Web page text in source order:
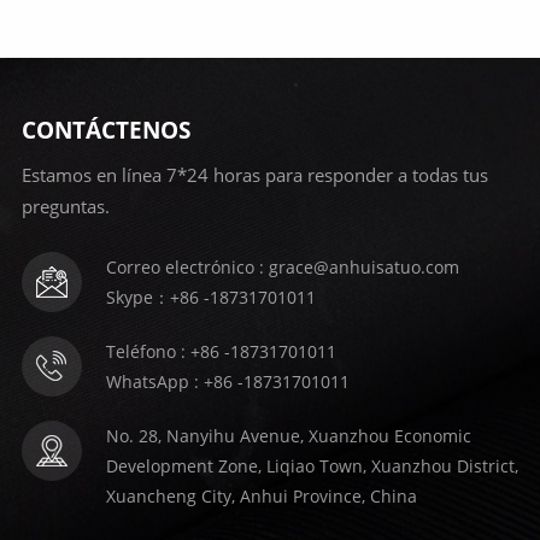
CONTÁCTENOS
Estamos en línea 7*24 horas para responder a todas tus
preguntas.
Correo electrónico : grace@anhuisatuo.com
Skype：+86 -18731701011
Teléfono : +86 -18731701011
WhatsApp : +86 -18731701011
No. 28, Nanyihu Avenue, Xuanzhou Economic
Development Zone, Liqiao Town, Xuanzhou District,
Xuancheng City, Anhui Province, China